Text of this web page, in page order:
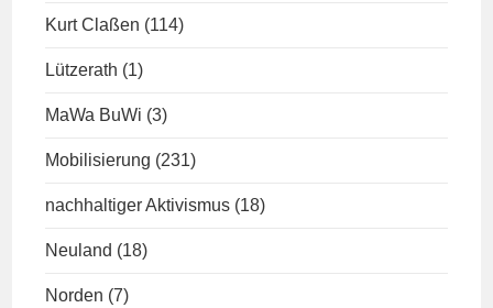
Kurt Claßen (114)
Lützerath (1)
MaWa BuWi (3)
Mobilisierung (231)
nachhaltiger Aktivismus (18)
Neuland (18)
Norden (7)